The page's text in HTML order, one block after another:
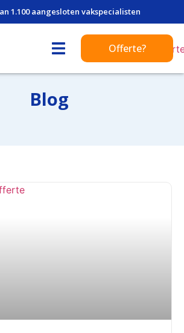
1.100 aangesloten vakspecialisten
Offerte?
Blog